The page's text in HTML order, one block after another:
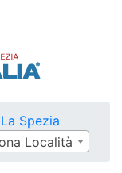
Spezia
Località